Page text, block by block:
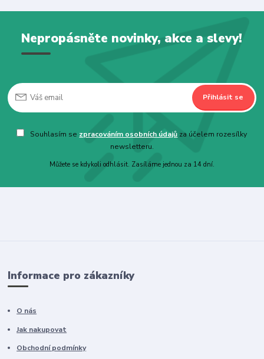
Nepropásněte novinky, akce a slevy!
Přihlásit se
Souhlasím se zpracováním osobních údajů za účelem rozesílky
newsletteru.
Můžete se kdykoli odhlásit. Zasíláme jednou za 14 dní.
Informace pro zákazníky
O nás
Jak nakupovat
Obchodní podmínky